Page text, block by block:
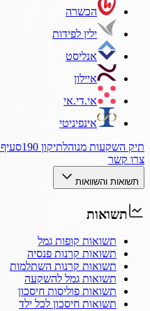
הכשרה
ילין לפידות
אנליסט
איילון
אי.די.אי
אינפיניטי
תיק השקעות מנוהלתיקון 190 סעיף 125ד
צרו קשר
תשואות והשוואות
תשואות
תשואות קופות גמל
תשואות קרנות פנסיה
תשואות קרנות השתלמות
תשואות גמל להשקעה
תשואות פוליסות חיסכון
תשואות חיסכון לכל ילד